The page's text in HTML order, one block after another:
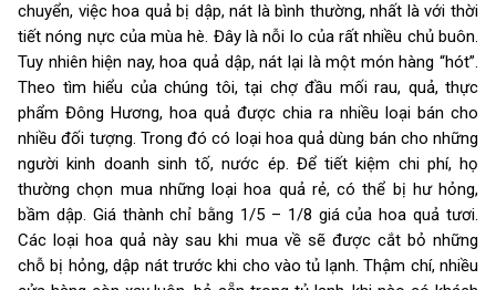
chuyển, việc hoa quả bị dập, nát là bình thường, nhất là với thời
tiết nóng nực của mùa hè. Đây là nỗi lo của rất nhiều chủ buôn.
Tuy nhiên hiện nay, hoa quả dập, nát lại là một món hàng “hót”.
Theo tìm hiểu của chúng tôi, tại chợ đầu mối rau, quả, thực
phẩm Đông Hương, hoa quả được chia ra nhiều loại bán cho
nhiều đối tượng. Trong đó có loại hoa quả dùng bán cho những
người kinh doanh sinh tố, nước ép. Để tiết kiệm chi phí, họ
thường chọn mua những loại hoa quả rẻ, có thể bị hư hỏng,
bầm dập. Giá thành chỉ bằng 1/5 – 1/8 giá của hoa quả tươi.
Các loại hoa quả này sau khi mua về sẽ được cắt bỏ những
chỗ bị hỏng, dập nát trước khi cho vào tủ lạnh. Thậm chí, nhiều